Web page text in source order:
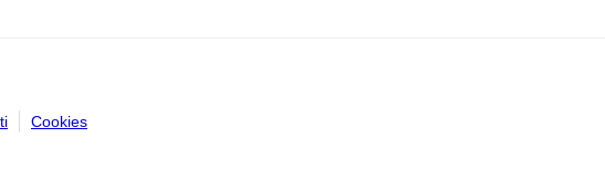
Cookies